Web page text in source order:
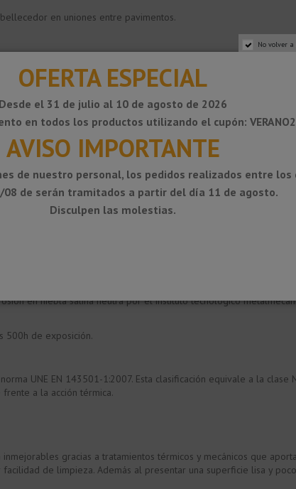
en uniones entre pavimentos.
con superficie III D, y lámina protectora resistente a los rayos
inoxidable, el cual aporta a los perfiles una alta durabilidad y
por su extremada resistencia mecánica y química. Muy apreciado
estructural.
o rallados. No se descascarilla.
de estas aleaciones de pasivarse en un ambiente
y fuertemente adherida a él, que es capaz de auto-
a la corrosión, incluso si se hubiesen producido daños
a la corrosión:
en niebla salina neutra por el instituto tecnológico
500h de exposición.
UNE EN 143501-1:2007. Esta clasificación equivale a la
a la acción térmica.
gracias a tratamientos térmicos y mecánicos que
de limpieza. Además al presentar una superficie lisa y
No volver a
OFERTA ESPECIAL
Desde el 31 de julio al 10 de agosto de 2026
en todos los productos utilizando el cupón:
AVISO IMPORTANTE
de nuestro personal, los pedidos realizados entre los
08 de serán tramitados a partir del día 11 de agosto.
Disculpen las molestias.